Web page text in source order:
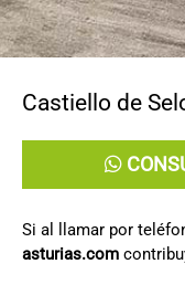
Castiello de
Si al llamar por
asturias.com